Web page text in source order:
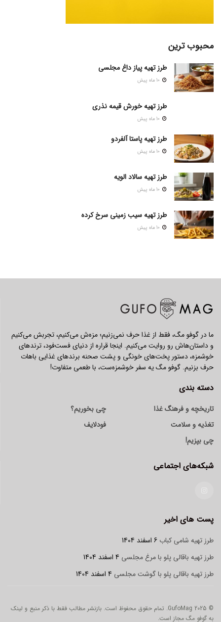
محبوب ترین
طرز تهیه پیاز داغ مجلسی
طرز تهیه خورش قیمه نذری
طرز تهیه پاستا آلفردو
طرز تهیه سالاد الویه
طرز تهیه سیب زمینی سرخ کرده
ما در گوفو مگ، فقط از غذا حرف نمی‌زنیم؛ مزه‌ش می‌کنیم، تجربش می‌کنیم
و داستان‌هاش رو روایت می‌کنیم. اینجا قراره از دنیای فست‌فود، ترندهای
خوشمزه، دستور پخت‌های خونگی و پشت صحنه برندهای غذایی باهات
حرف بزنیم. گوفو مگ یه سفر خوشمزه‌ست، با طعمی متفاوت!
دسته بندی
تاریخچه و فرهنگ غذا
تغذیه و سلامت
چی بپزیم!
چی بخوریم؟
فودلایف
شبکه‌های اجتماعی
پست های اخیر
طرز تهیه شامی کباب 6 اسفند 1404
طرز تهیه باقالی پلو با مرغ مجلسی 4 اسفند 1404
طرز تهیه باقالی پلو با گوشت مجلسی 4 اسفند 1404
© 2025 GufoMag. تمام حقوق محفوظ است. بازنشر مطالب فقط با ذکر منبع و لینک
به گوفو مگ مجاز است.